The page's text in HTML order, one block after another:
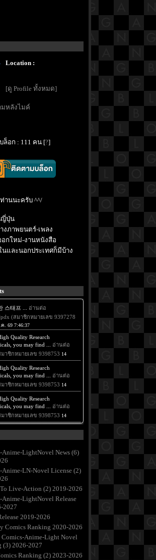
Location :
[ดู Profile ทั้งหมด]
มหลังไมค์
อก : 111 คน [?]
นนะครับ ^^/
ญี่ปุ่น
งภาพยนตร์-เพลง
กใหม่-งานหนังสือ
นและนอกประเทศก็มีบ้าง
Anime-LightNovel News (6)
Anime-LN-Novel License (2)
Live-Action (2) 2019-2026
Anime-LightNovel Release
2027
2019-2026
Comics Ranking 2020-2026
Comics-Anime-Light Novel
(3) 2026-2027
Ranking (2) 2023-2026